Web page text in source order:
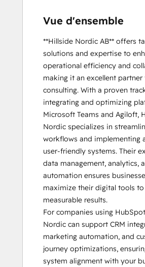
Vue d'ensemble
**Hillside Nordic AB** offers
solutions and expertise to
operational efficiency and
making it an excellent
consulting. With a proven
integrating and optimizing
Microsoft Teams and Agiloft,
Nordic specializes in
workflows and implementing
user-friendly systems. Their
data management, analytics,
automation ensures
maximize their digital tools
measurable results.
For companies using
Nordic can support CRM
marketing automation, and
journey optimizations,
system alignment with your